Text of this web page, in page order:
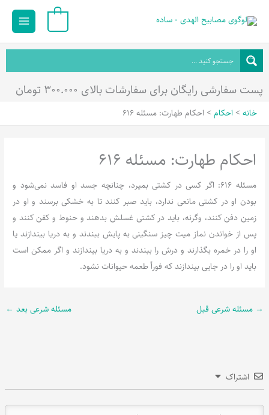
محتوا
Main
پست سفارشی رایگان برای سفارشات بالای ۳۰۰.۰۰۰ تومان
خانه احکام احکام طهارت: مسئله 616
احکام طهارت: مسئله 616
مسئله 616: اگر کسی در کشتی بمیرد، چنانچه جسد او فاسد نمی‌شود و
بودن او در کشتی مانعی ندارد، باید صبر کنند تا به خشکی برسند و او در
زمین دفن کنند، وگرنه، باید در کشتی غسلش بدهند و حنوط و کفن کنند و
پس از خواندن نماز میت چیز سنگینی به پایش ببندند و به دریا بیندازند یا
او را در خمره بگذارند و درش را ببندند و به دریا بیندازند و اگر ممکن است
باید او را در جایی بیندازند که فوراً طعمه حیوانات نشود.
→ مسئله شرعی قبل مسئله شرعی بعد ←
اشتراک